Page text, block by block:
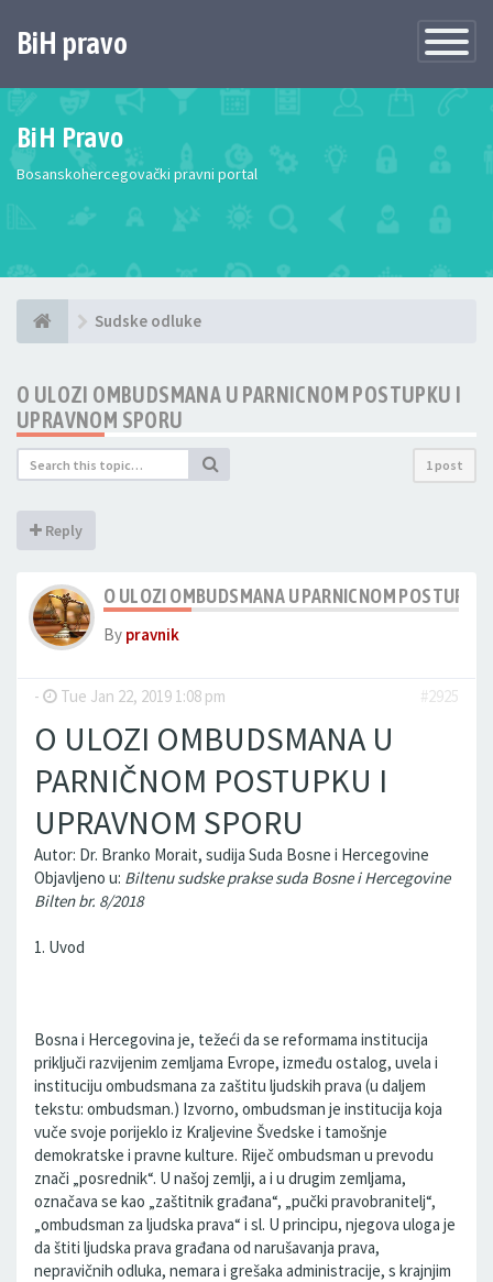
Toggle
BiH pravo
BiH Pravo
Bosanskohercegovački pravni portal
Sudske odluke
O ULOZI OMBUDSMANA U PARNICNOM POSTUPKU I
UPRAVNOM SPORU
1 post
Reply
O ULOZI OMBUDSMANA U PARNICNOM POSTUPKU
By pravnik
- Tue Jan 22, 2019 1:08 pm #2925
O ULOZI OMBUDSMANA U
PARNIČNOM POSTUPKU I
UPRAVNOM SPORU
Autor: Dr. Branko Morait, sudija Suda Bosne i Hercegovine
Objavljeno u: Biltenu sudske prakse suda Bosne i Hercegovine
Bilten br. 8/2018
1. Uvod
Bosna i Hercegovina je, težeći da se reformama institucija
priključi razvijenim zemljama Evrope, između ostalog, uvela i
instituciju ombudsmana za zaštitu ljudskih prava (u daljem
tekstu: ombudsman.) Izvorno, ombudsman je institucija koja
vuče svoje porijeklo iz Kraljevine Švedske i tamošnje
demokratske i pravne kulture. Riječ ombudsman u prevodu
znači „posrednik“. U našoj zemlji, a i u drugim zemljama,
označava se kao „zaštitnik građana“, „pučki pravobranitelj“,
„ombudsman za ljudska prava“ i sl. U principu, njegova uloga je
da štiti ljudska prava građana od narušavanja prava,
nepravičnih odluka, nemara i grešaka administracije, s krajnjim